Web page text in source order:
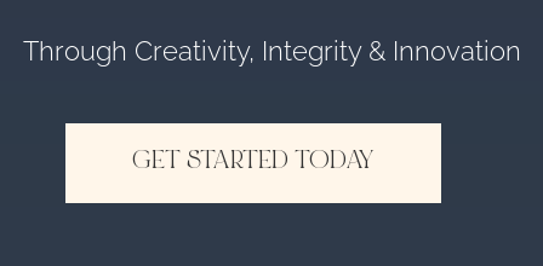
Through Creativity, Integrity & Innovation
GET STARTED TODAY